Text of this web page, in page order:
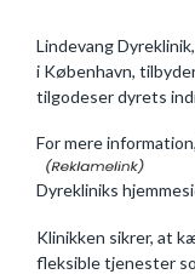
Lindevang
i København,
tilgodeser dyrets
For mere
Dyrekliniks
Klinikken sikrer, at
fleksible tjenester